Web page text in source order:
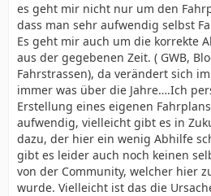
es geht mir nicht nur um den
dass man sehr aufwendig selbst
Es geht mir auch um die korrekte
aus der gegebenen Zeit. ( GWB,
Fahrstrassen), da verändert sich
immer was über die Jahre….Ich
Erstellung eines eigenen
aufwendig, vielleicht gibt es in
dazu, der hier ein wenig Abhilfe
gibt es leider auch noch keinen
von der Community, welcher hier
wurde. Vielleicht ist das die